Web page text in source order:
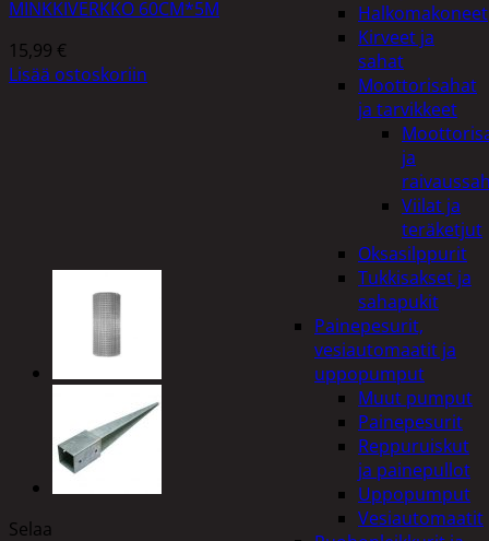
Halkomakoneet
Kirveet ja
sahat
Moottorisahat
ja tarvikkeet
ja
Viilat ja
teräketjut
Oksasilppurit
Tukkisakset ja
sahapukit
Painepesurit,
vesiautomaatit ja
uppopumput
Muut pumput
Painepesurit
Reppuruiskut
ja painepullot
Uppopumput
Vesiautomaatit
MINKKIVERKKO 60CM*5M
15,99 €
Lisää ostoskoriin
Selaa